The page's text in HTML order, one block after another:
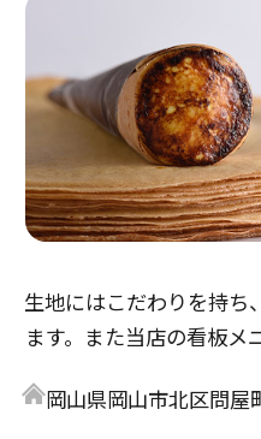
生地にはこだわりを持ち
ます。また当店の看板メ
自信が
岡山県岡山市北区問屋